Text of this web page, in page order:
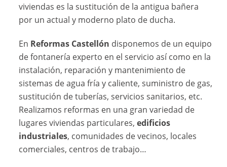
viviendas es la sustitución de la antigua bañera
por un actual y moderno plato de ducha.
En Reformas Castellón disponemos de un equipo
de fontanería experto en el servicio así como en la
instalación, reparación y mantenimiento de
sistemas de agua fría y caliente, suministro de gas,
sustitución de tuberías, servicios sanitarios, etc.
Realizamos reformas en una gran variedad de
lugares viviendas particulares,edificios
industriales, comunidades de vecinos, locales
comerciales, centros de trabajo…